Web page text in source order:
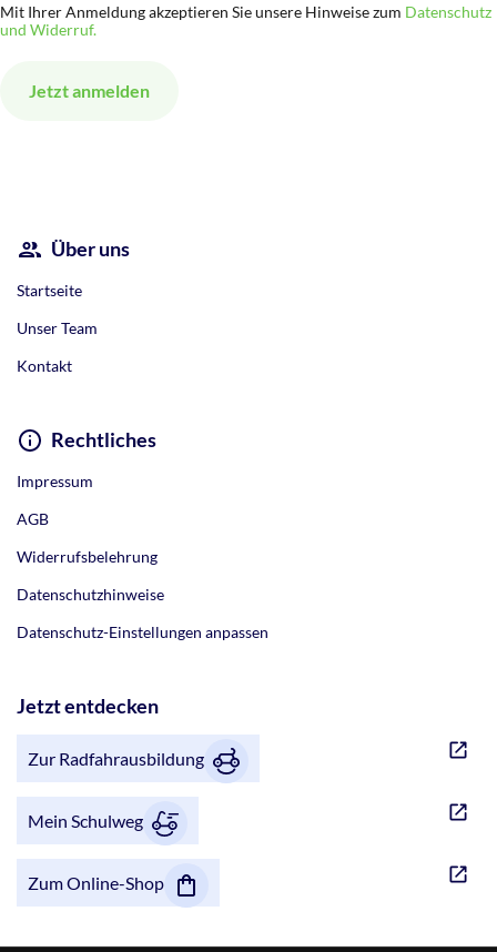
Mit Ihrer Anmeldung akzeptieren Sie unsere Hinweise zum Datenschutz
und Widerruf.
Über uns
Startseite
Unser Team
Kontakt
Rechtliches
Impressum
AGB
Widerrufsbelehrung
Datenschutzhinweise
Datenschutz-Einstellungen anpassen
Jetzt entdecken
Zur Radfahrausbildung
Mein Schulweg
Zum Online-Shop